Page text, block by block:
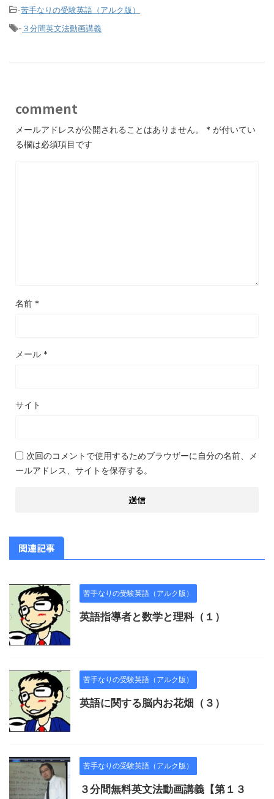
-苦手なりの受験英語（アルク版）
- ３分間英文法動画講義
comment
メールアドレスが公開されることはありません。 * が付いてい
る欄は必須項目です
名前 *
メール *
サイト
次回のコメントで使用するためブラウザーに自分の名前、メ
ールアドレス、サイトを保存する。
関連記事
苦手なりの受験英語（アルク版）
英語指導者と数学と理科（１）
苦手なりの受験英語（アルク版）
英語に関する脳内お花畑（３）
苦手なりの受験英語（アルク版）
３分間無料英文法動画講義【第１３